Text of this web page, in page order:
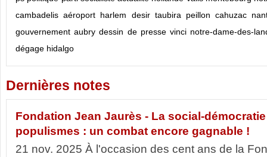
cambadelis aéroport harlem desir taubira peillon cahuzac
gouvernement aubry dessin de presse vinci notre-dame-des-
dégage hidalgo
Dernières notes
Fondation Jean Jaurès - La social-
populismes : un combat encore gagnable !
21 nov. 2025 À l'occasion des cent ans de la